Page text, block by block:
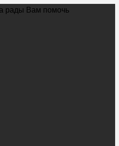
рады Вам помочь